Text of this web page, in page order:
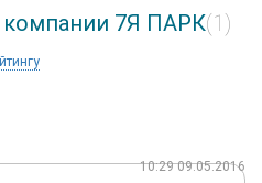
7Я ПАРК(1)
10:29 09.05.2016